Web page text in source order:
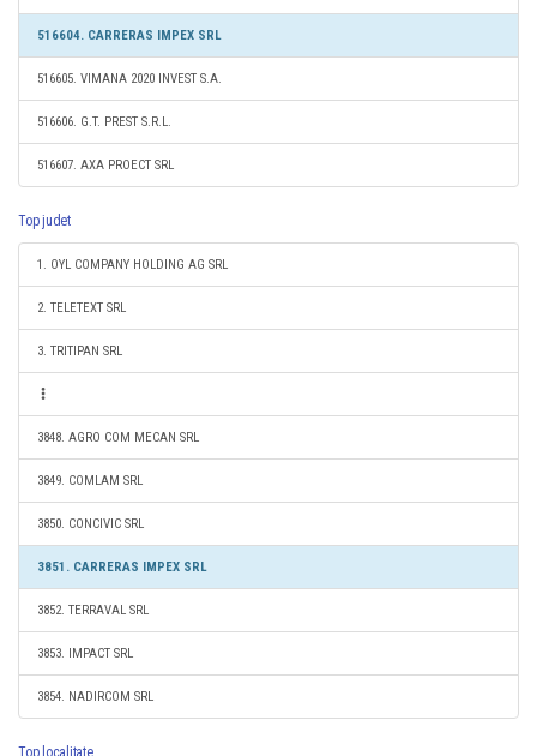
516604. CARRERAS IMPEX SRL
516605. VIMANA 2020 INVEST S.A.
516606. G.T. PREST S.R.L.
516607. AXA PROECT SRL
Top judet
1. OYL COMPANY HOLDING AG SRL
2. TELETEXT SRL
3. TRITIPAN SRL
3848. AGRO COM MECAN SRL
3849. COMLAM SRL
3850. CONCIVIC SRL
3851. CARRERAS IMPEX SRL
3852. TERRAVAL SRL
3853. IMPACT SRL
3854. NADIRCOM SRL
Top localitate